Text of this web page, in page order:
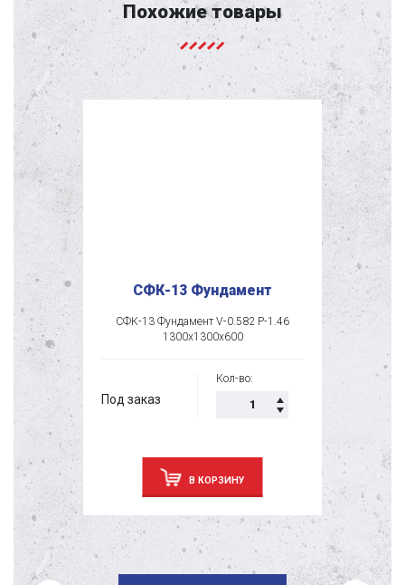
Похожие товары
СФК-13 Фундамент
СФК-13 Фундамент V-0.582 P-1.46
1300х1300х600
Под заказ
Кол-во:
В КОРЗИНУ